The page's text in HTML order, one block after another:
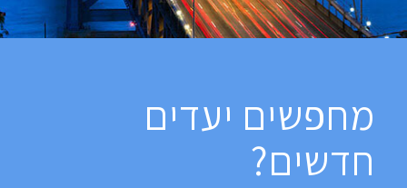
מחפשים יעדים
חדשים?